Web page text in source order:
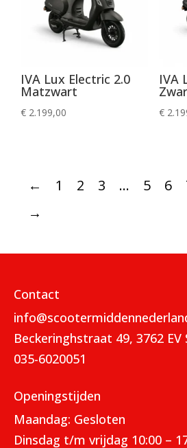
IVA Lux Electric 2.0
Matzwart
€ 2.199,00
IVA
€
← 1 2 3 … 5 6
→
Contact
Beckeringhstraat 49, 3762 EV
035-6020051
Openingstijden
Maandag: Gesloten
Dinsdag t/m vrijdag 10:00 –